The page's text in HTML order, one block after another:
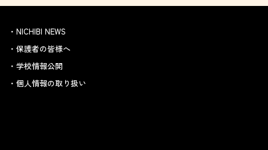
NICHIBI NEWS
保護者の皆様へ
学校情報公開
個人情報の取り扱い